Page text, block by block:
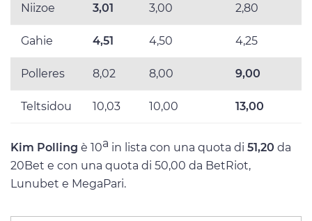
Niizoe 3,01 3,00 2,80
Gahie 4,51 4,50 4,25
Polleres 8,02 8,00 9,00
Teltsidou 10,03 10,00 13,00
Kim Polling è 10a in lista con una quota di 51,20 da
20Bet e con una quota di 50,00 da BetRiot,
Lunubet e MegaPari.